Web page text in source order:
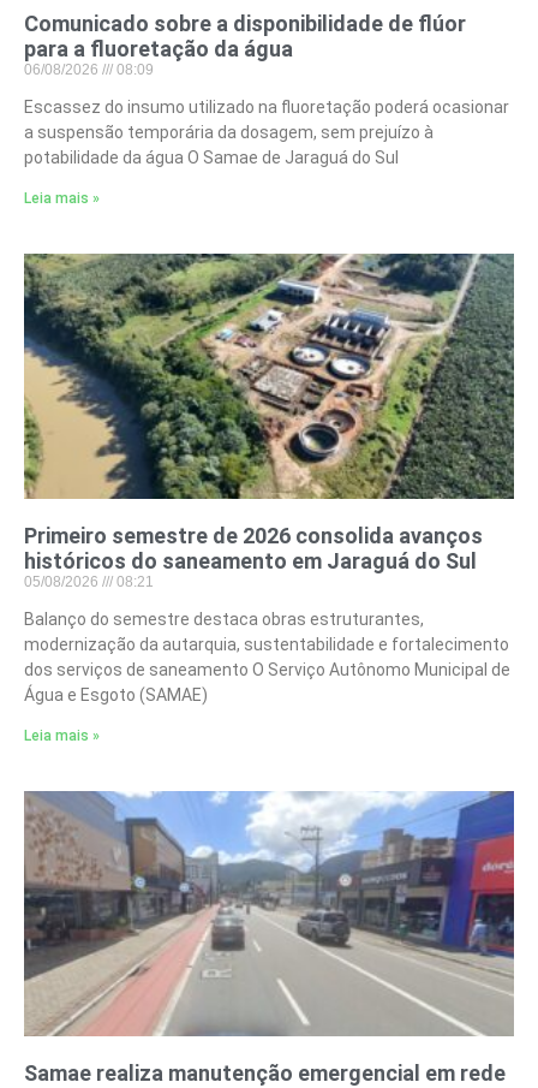
Comunicado sobre a disponibilidade de flúor
para a fluoretação da água
06/08/2026 08:09
Escassez do insumo utilizado na fluoretação poderá ocasionar
a suspensão temporária da dosagem, sem prejuízo à
potabilidade da água O Samae de Jaraguá do Sul
Leia mais »
Primeiro semestre de 2026 consolida avanços
históricos do saneamento em Jaraguá do Sul
05/08/2026 08:21
Balanço do semestre destaca obras estruturantes,
modernização da autarquia, sustentabilidade e fortalecimento
dos serviços de saneamento O Serviço Autônomo Municipal de
Água e Esgoto (SAMAE)
Leia mais »
Samae realiza manutenção emergencial em rede